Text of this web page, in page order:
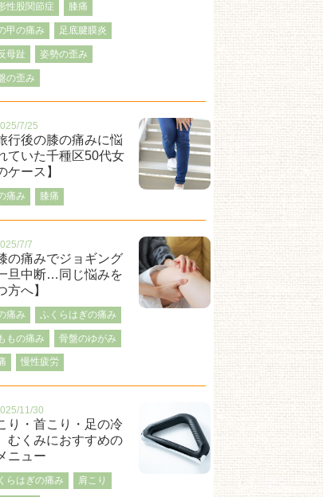
性股関節症 膝痛
甲の痛み 足底腱膜炎
母趾 姿勢の歪み
の歪み
7/25
行後の膝の痛みに悩
ていた千種区50代女
ケース】
痛み 膝痛
7/7
の痛みでジョギング
旦中断…同じ悩みを
方へ】
痛み ふくらはぎの痛み
もの痛み 骨盤のゆがみ
慢性疲労
11/30
り・首こり・足の冷
むくみにおすすめの
ニュー
らはぎの痛み 肩こり